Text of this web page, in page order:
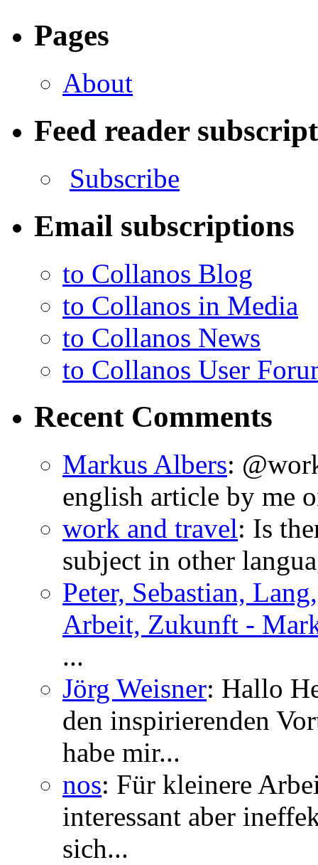
Pages
About
Feed reader
Subscribe
Email subscriptions
to Collanos Blog
to Collanos in Media
to Collanos News
to Collanos User
Recent Comments
Markus Albers:
english article by me
work and travel: Is
subject in other
Peter, Sebastian,
Arbeit, Zukunft -
...
Jörg Weisner: Hallo
den inspirierenden
habe mir...
nos: Für kleinere
interessant aber
sich...